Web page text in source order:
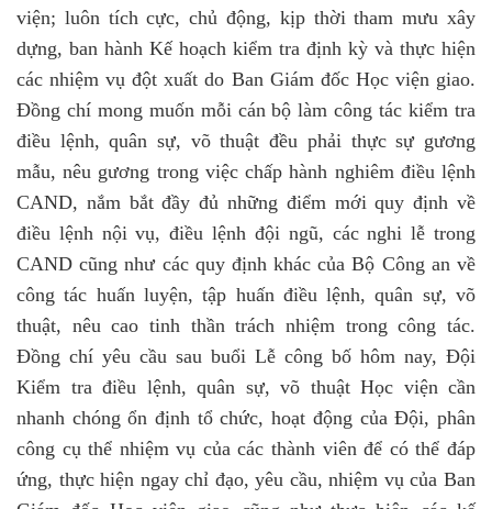
viện; luôn tích cực, chủ động, kịp thời tham mưu xây
dựng, ban hành Kế hoạch kiểm tra định kỳ và thực hiện
các nhiệm vụ đột xuất do Ban Giám đốc Học viện giao.
Đồng chí mong muốn mỗi cán bộ làm công tác kiểm tra
điều lệnh, quân sự, võ thuật đều phải thực sự gương
mẫu, nêu gương trong việc chấp hành nghiêm điều lệnh
CAND, nắm bắt đầy đủ những điểm mới quy định về
điều lệnh nội vụ, điều lệnh đội ngũ, các nghi lễ trong
CAND cũng như các quy định khác của Bộ Công an về
công tác huấn luyện, tập huấn điều lệnh, quân sự, võ
thuật, nêu cao tinh thần trách nhiệm trong công tác.
Đồng chí yêu cầu sau buổi Lễ công bố hôm nay, Đội
Kiểm tra điều lệnh, quân sự, võ thuật Học viện cần
nhanh chóng ổn định tổ chức, hoạt động của Đội, phân
công cụ thể nhiệm vụ của các thành viên để có thể đáp
ứng, thực hiện ngay chỉ đạo, yêu cầu, nhiệm vụ của Ban